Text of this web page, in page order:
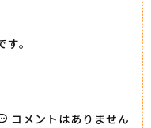
。
コメントはありません